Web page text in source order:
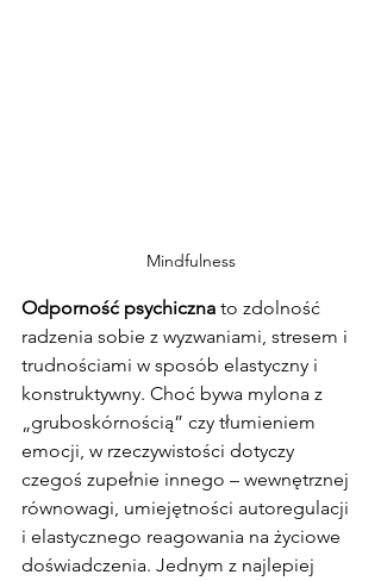
Mindfulness
Odporność psychiczna to zdolność
radzenia sobie z wyzwaniami, stresem i
trudnościami w sposób elastyczny i
konstruktywny. Choć bywa mylona z
„gruboskórnością” czy tłumieniem
emocji, w rzeczywistości dotyczy
czegoś zupełnie innego – wewnętrznej
równowagi, umiejętności autoregulacji
i elastycznego reagowania na życiowe
doświadczenia. Jednym z najlepiej